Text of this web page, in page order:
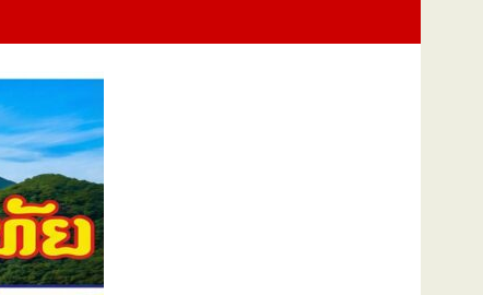
าติ แทนคำว่ารัก ชวนลูกพาแม่เที่ยว